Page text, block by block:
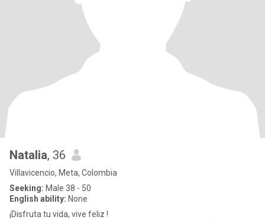
Natalia, 36
Villavicencio, Meta, Colombia
Seeking: Male 38 - 50
English ability: None
¡Disfruta tu vida, vive feliz !